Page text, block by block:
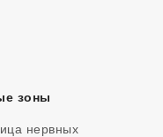
зоны
нервных